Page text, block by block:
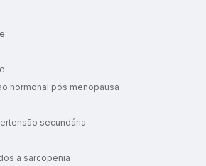
hormonal pós menopausa
secundária
a sarcopenia